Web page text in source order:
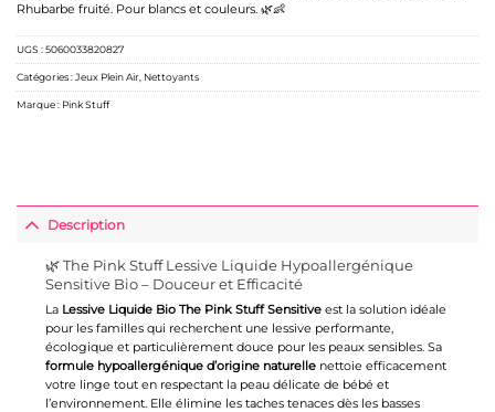
Rhubarbe fruité. Pour blancs et couleurs. 🌿👶
UGS :5060033820827
Catégories :Jeux Plein Air Nettoyants
Marque : Pink Stuff
Description
🌿 The Pink Stuff Lessive Liquide Hypoallergénique
Sensitive Bio – Douceur et Efficacité
La Lessive Liquide Bio The Pink StuffSensitiveest la solution idéale
pour les familles qui recherchent une lessive performante,
écologique et particulièrement douce pour les peaux sensibles. Sa
formule hypoallergénique d’origine naturellenettoie efficacement
votre linge tout en respectant la peau délicate de bébé et
l’environnement. Elle élimine les taches tenaces dès les basses